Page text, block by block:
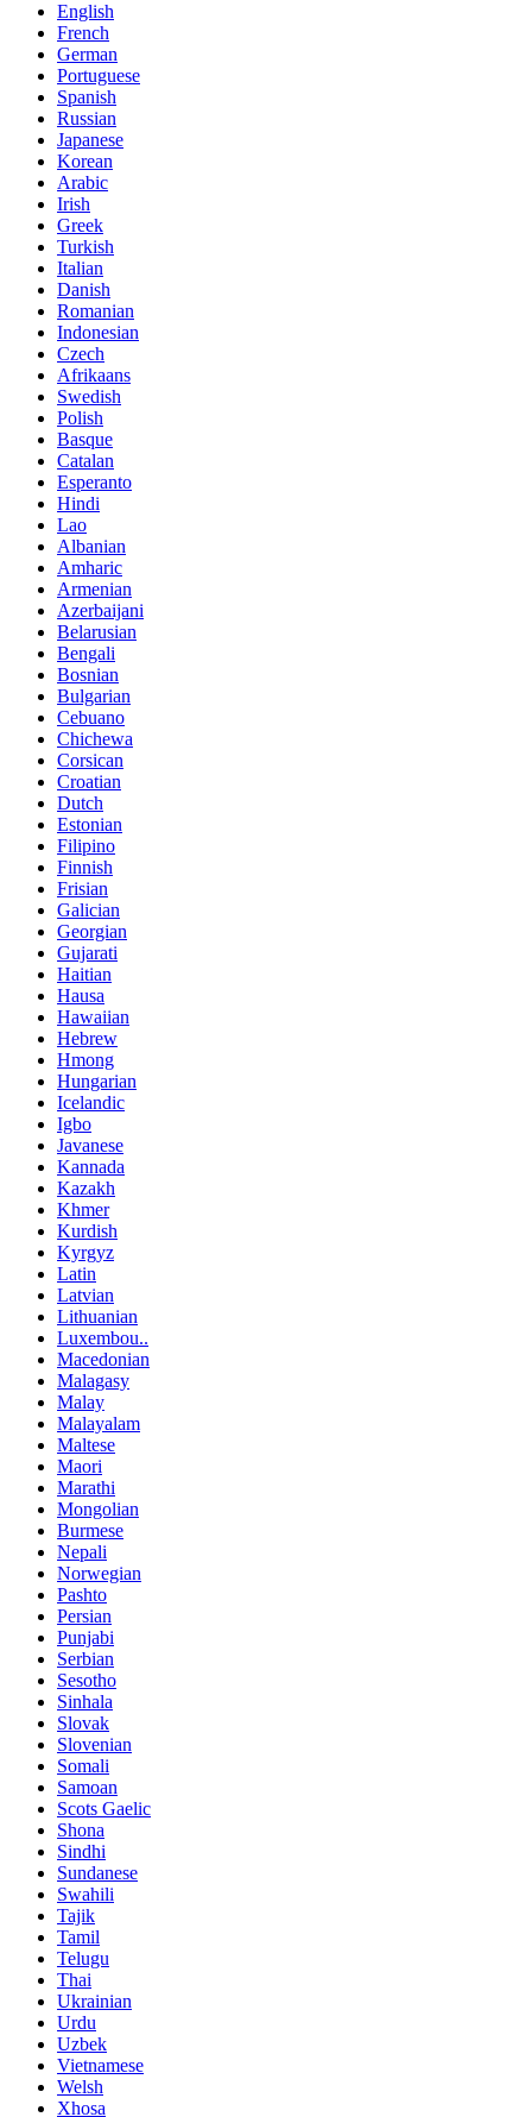
English
French
German
Portuguese
Spanish
Russian
Japanese
Korean
Arabic
Irish
Greek
Turkish
Italian
Danish
Romanian
Indonesian
Czech
Afrikaans
Swedish
Polish
Basque
Catalan
Esperanto
Hindi
Lao
Albanian
Amharic
Armenian
Azerbaijani
Belarusian
Bengali
Bosnian
Bulgarian
Cebuano
Chichewa
Corsican
Croatian
Dutch
Estonian
Filipino
Finnish
Frisian
Galician
Georgian
Gujarati
Haitian
Hausa
Hawaiian
Hebrew
Hmong
Hungarian
Icelandic
Igbo
Javanese
Kannada
Kazakh
Khmer
Kurdish
Kyrgyz
Latin
Latvian
Lithuanian
Luxembou..
Macedonian
Malagasy
Malay
Malayalam
Maltese
Maori
Marathi
Mongolian
Burmese
Nepali
Norwegian
Pashto
Persian
Punjabi
Serbian
Sesotho
Sinhala
Slovak
Slovenian
Somali
Samoan
Scots Gaelic
Shona
Sindhi
Sundanese
Swahili
Tajik
Tamil
Telugu
Thai
Ukrainian
Urdu
Uzbek
Vietnamese
Welsh
Xhosa